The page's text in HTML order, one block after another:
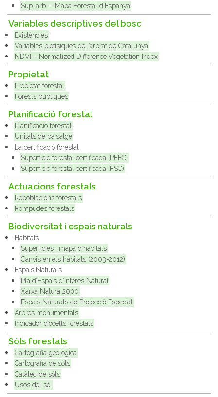
Sup. arb. – Mapa Forestal d’Espanya
Variables descriptives del bosc
Existències
Variables biofísiques de l’arbrat de Catalunya
NDVI – Normalized Difference Vegetation Index
Propietat
Propietat forestal
Forests públiques
Planificació forestal
Planificació forestal
Unitats de paisatge
La certificació forestal
Superfície forestal certificada (PEFC)
Superfície forestal certificada (FSC)
Actuacions forestals
Repoblacions forestals
Rompudes forestals
Biodiversitat i espais naturals
Hàbitats
Superfícies i mapa d’hàbitats
Canvis en els hàbitats (2003-2012)
Espais Naturals
Pla d’Espais d’Interès Natural
Xarxa Natura 2000
Espais Naturals de Protecció Especial
Arbres monumentals
Indicador d’ocells forestals
Sòls forestals
Cartografia geològica
Cartografia de sòls
Catàleg de sòls
Usos del sòl